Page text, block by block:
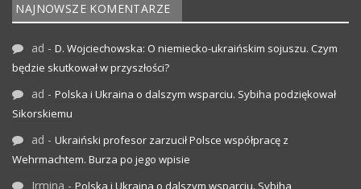
NAJNOWSZE KOMENTARZE
ad - D. Wojciechowska: O niemiecko-ukraińskim sojuszu. Czym
będzie skutkował w przyszłości?
ad - Polska i Ukraina o dalszym wsparciu. Sybiha podziękował
Sikorskiemu
ad - Ukraiński profesor zarzucił Polsce współpracę z
Wehrmachtem. Burza po jego wpisie
Irmina - Polska i Ukraina o dalszym wsparciu. Sybiha